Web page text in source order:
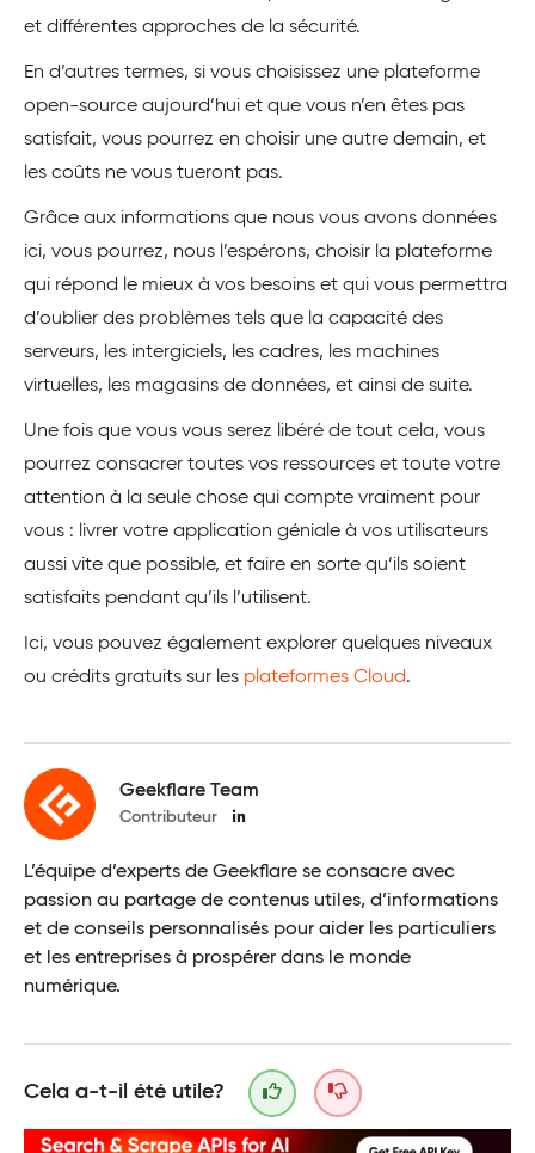
et différentes approches de la sécurité.
En d’autres termes, si vous choisissez une plateforme
open-source aujourd’hui et que vous n’en êtes pas
satisfait, vous pourrez en choisir une autre demain, et
les coûts ne vous tueront pas.
Grâce aux informations que nous vous avons données
ici, vous pourrez, nous l’espérons, choisir la plateforme
qui répond le mieux à vos besoins et qui vous permettra
d’oublier des problèmes tels que la capacité des
serveurs, les intergiciels, les cadres, les machines
virtuelles, les magasins de données, et ainsi de suite.
Une fois que vous vous serez libéré de tout cela, vous
pourrez consacrer toutes vos ressources et toute votre
attention à la seule chose qui compte vraiment pour
vous : livrer votre application géniale à vos utilisateurs
aussi vite que possible, et faire en sorte qu’ils soient
satisfaits pendant qu’ils l’utilisent.
Ici, vous pouvez également explorer quelques niveaux
ou crédits gratuits sur les plateformes Cloud.
Geekflare Team
Contributeur
L’équipe d’experts de Geekflare se consacre avec
passion au partage de contenus utiles, d’informations
et de conseils personnalisés pour aider les particuliers
et les entreprises à prospérer dans le monde
numérique.
Cela a-t-il été utile?